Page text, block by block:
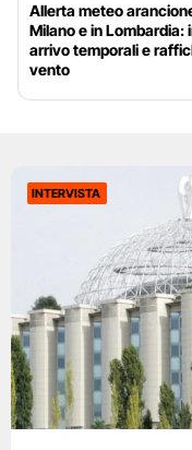
Allerta meteo
Milano e in Lombardia:
arrivo temporali e
vento
INTERVISTA